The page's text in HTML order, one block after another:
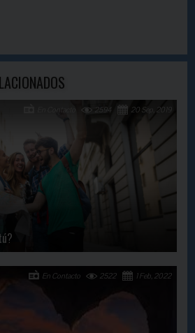
20 Sep, 2019
2594
En Contacto
1 Feb, 2022
2522
En Contacto